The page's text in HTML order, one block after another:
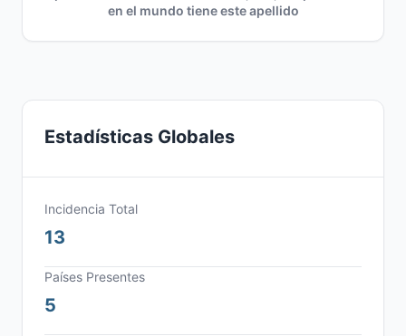
en el mundo tiene este apellido
Estadísticas Globales
Incidencia Total
13
Países Presentes
5